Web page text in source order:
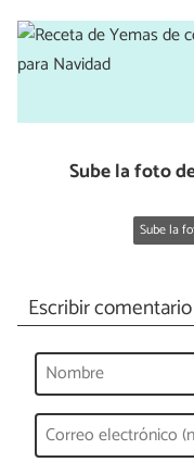
Sube la foto
Sube la
Escribir comentario